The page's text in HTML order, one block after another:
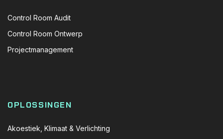
Control Room Audit
Control Room Ontwerp
Projectmanagement
OPLOSSINGEN
Akoestiek, Klimaat & Verlichting